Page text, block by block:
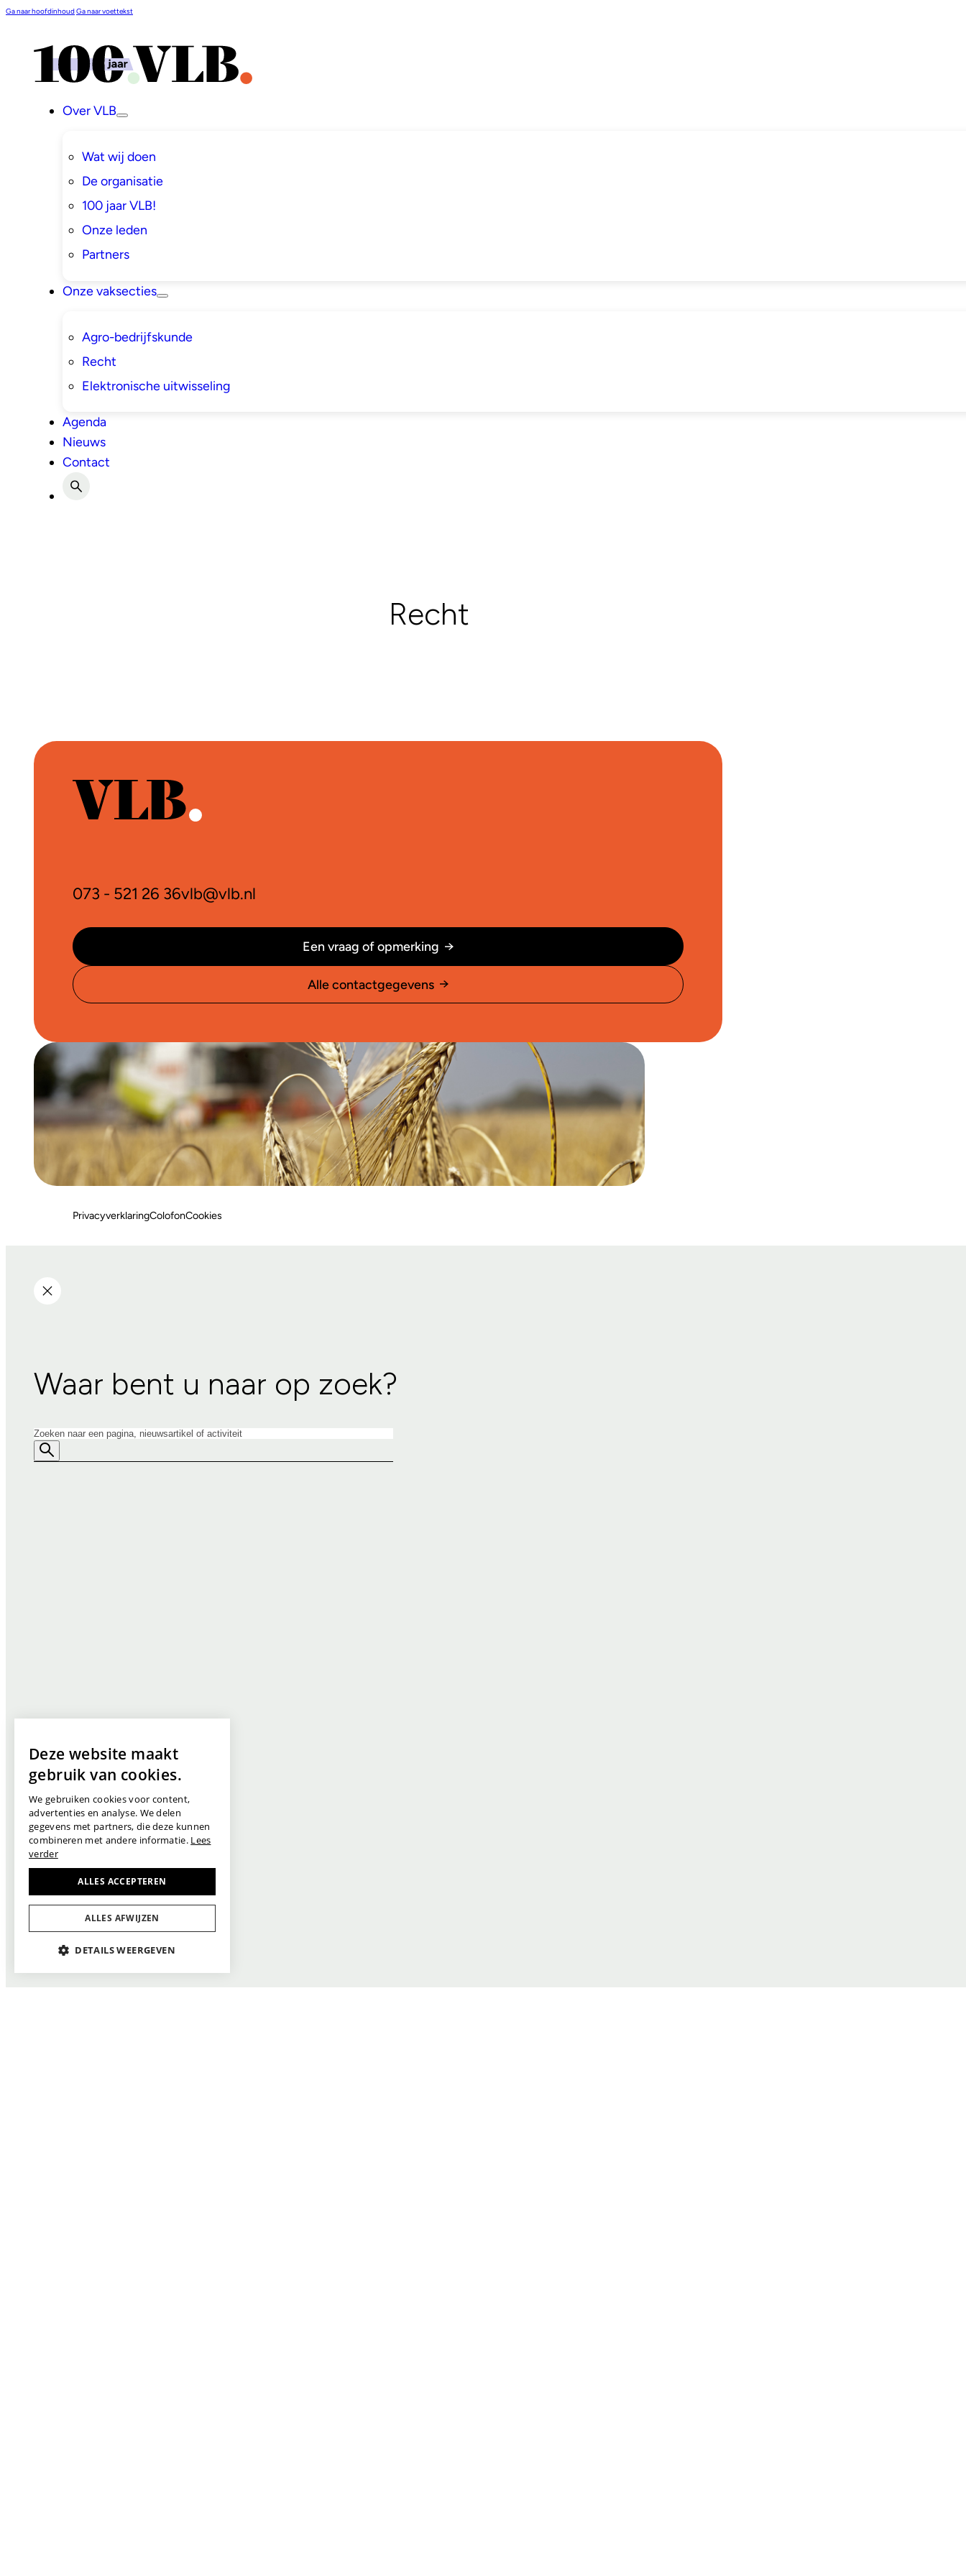
Ga naar hoofdinhoudGa naar voettekst
Over VLB
Wat wij doen
De organisatie
100 jaar VLB!
Onze leden
Partners
Onze vaksecties
Agro-bedrijfskunde
Recht
Elektronische uitwisseling
Agenda
Nieuws
Contact
Recht
073 - 521 26 36vlb@vlb.nl
Een vraag of opmerking
Alle contactgegevens
PrivacyverklaringColofonCookies
Waar bent u naar op zoek?
Zoeken
Deze website maakt
gebruik van cookies.
We gebruiken cookies voor content,
advertenties en analyse. We delen
gegevens met partners, die deze kunnen
combineren met andere informatie. Lees
verder
ALLES ACCEPTEREN
ALLES AFWIJZEN
DETAILS WEERGEVEN